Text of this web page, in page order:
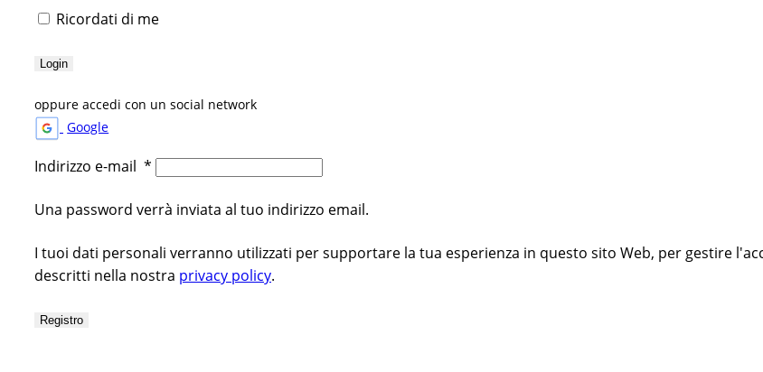
Ricordati di me
Login
oppure accedi con un social network
Google
Indirizzo e-mail *
Una password verrà inviata al tuo indirizzo email.
I tuoi dati personali verranno utilizzati per supportare la tua esperienza in questo sito Web, per gestire
descritti nella nostra privacy policy.
Registro